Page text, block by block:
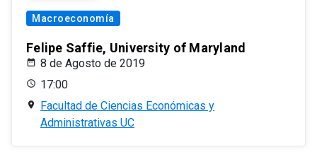
Macroeconomía
Felipe Saffie, University of Maryland
8 de Agosto de 2019
17:00
Facultad de Ciencias Económicas y
Administrativas UC